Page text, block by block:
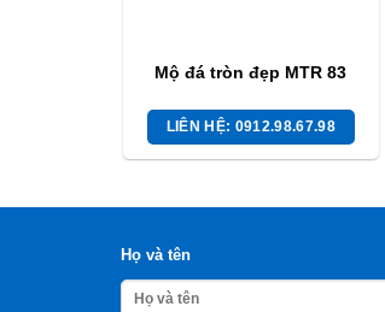
Mộ đá tròn đẹp MTR 83
LIÊN HỆ: 0912.98.67.98
Họ và tên